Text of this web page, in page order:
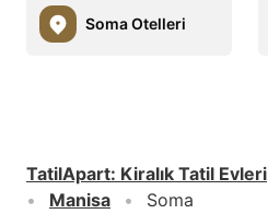
Soma Otelleri
TatilApart: Kiralık Tatil Evleri
Manisa
Soma